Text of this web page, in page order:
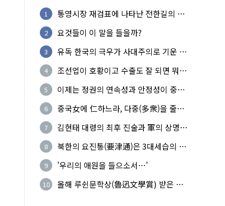
1
통영시장 재검표에 나타난 전한길의 무
2 요것들이 이 말을 들을까?
3
유독 한국의 극우가 사대주의로 기운 이
4
조선업이 호황이고 수출도 잘 되면 뭐하
5
이제는 정권의 연속성과 안정성이 중요
6
중국女에 仁하느라, 다중(多衆)을 줄세
7
김현태 대령의 최후 진술과 軍의 상명하
8
북한의 요진통(要津通)은 3대세습의 사
9 '우리의 애원을 들으소서…'
10
올해 루쉰문학상(魯迅文學賞) 받은 왕